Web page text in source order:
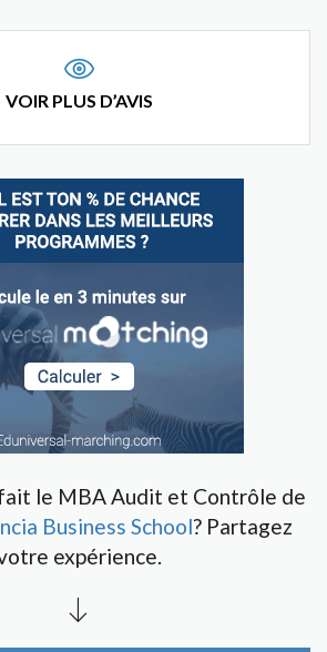
VOIR PLUS D’AVIS
le MBA Audit et Contrôle de
Business School? Partagez
expérience.